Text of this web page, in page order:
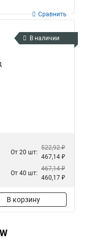
Сравнить
В наличии
От 20 шт:
522,92 ₽
467,14 ₽
От 40 шт:
467,14 ₽
460,17 ₽
В корзину